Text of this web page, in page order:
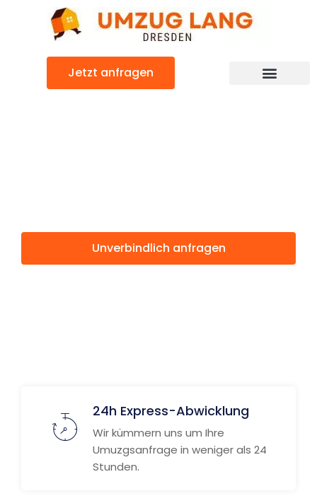
Jetzt anfragen
Unverbindlich anfragen
24h Express-Abwicklung
Wir kümmern uns um Ihre
Umuzgsanfrage in weniger als 24
Stunden.